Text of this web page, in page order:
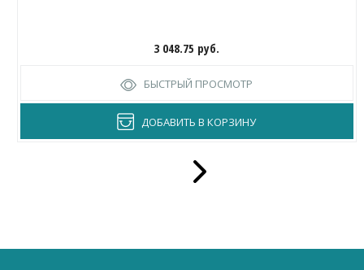
3 048.75 руб.
БЫСТРЫЙ ПРОСМОТР
ДОБАВИТЬ В КОРЗИНУ